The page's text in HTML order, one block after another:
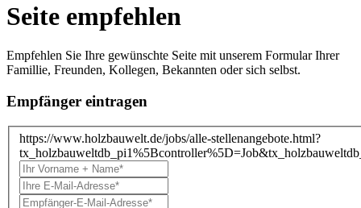
Seite empfehlen
Empfehlen Sie Ihre gewünschte Seite mit unserem Formular Ihrer
Famillie, Freunden, Kollegen, Bekannten oder sich selbst.
Empfänger eintragen
https://www.holzbauwelt.de/jobs/alle-stellenangebote.html?